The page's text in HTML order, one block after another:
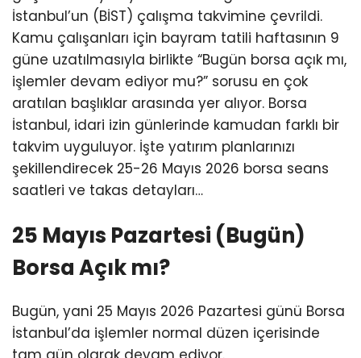
İstanbul’un (BİST) çalışma takvimine çevrildi.
Kamu çalışanları için bayram tatili haftasının 9
güne uzatılmasıyla birlikte “Bugün borsa açık mı,
işlemler devam ediyor mu?” sorusu en çok
aratılan başlıklar arasında yer alıyor. Borsa
İstanbul, idari izin günlerinde kamudan farklı bir
takvim uyguluyor. İşte yatırım planlarınızı
şekillendirecek 25-26 Mayıs 2026 borsa seans
saatleri ve takas detayları…
25 Mayıs Pazartesi (Bugün)
Borsa Açık mı?
Bugün, yani 25 Mayıs 2026 Pazartesi günü Borsa
İstanbul’da işlemler normal düzen içerisinde